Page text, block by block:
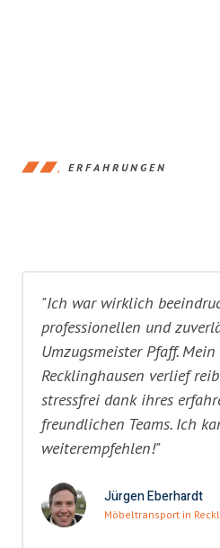
ERFAHRUNGEN
"Ich war wirklich
professionellen und
Umzugsmeister Pfaff.
Recklinghausen verlief
stressfrei dank ihres
freundlichen Teams. Ich
weiterempfehlen!"
Jürgen Eberhardt
Möbeltransport in